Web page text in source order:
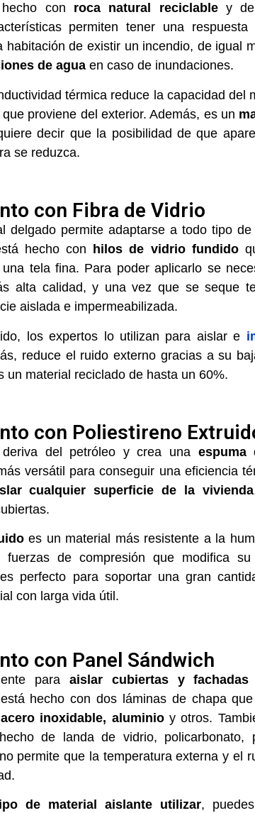
con roca natural reciclabley de
permiten tener una respuesta
habitación de existir un incendio, de igual
de agua en caso de inundaciones.
térmica reduce la capacidad del
proviene del exterior. Además, es un
decir que la posibilidad de que
se reduzca.
con Fibra de Vidrio
delgado permite adaptarse a todo tipo
hecho con hilos de vidrio fundido
tela fina. Para poder aplicarlo se
alta calidad, y una vez que se seque
aislada e impermeabilizada.
los expertos lo utilizan para aislar e
reduce el ruido externo gracias a su
un material reciclado de hasta un 60%.
con Poliestireno
del petróleo y crea una espuma
versátil para conseguir una eficiencia
cualquier superficie de la vivienda
es un material más resistente a la
fuerzas de compresión que modifica
perfecto para soportar una gran
con larga vida útil.
con Panel Sándwich
para aislar cubiertas y
hecho con dos láminas de chapa
inoxidable, aluminioy otros.
de landa de vidrio, policarbonato,
permite que la temperatura externa y el
de material aislante utilizar,